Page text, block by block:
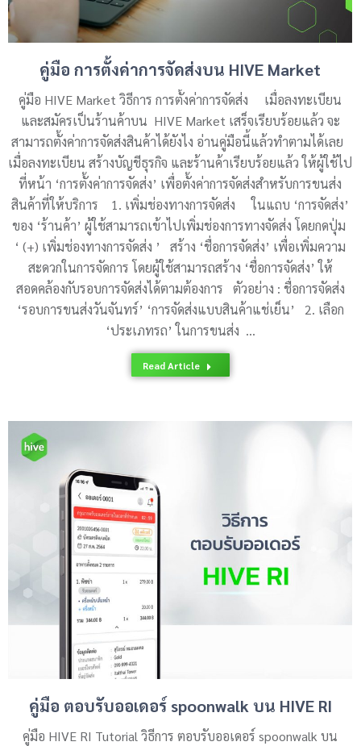
คู่มือ การตั้งค่าการจัดส่งบน HIVE Market
คู่มือ HIVE Market วิธีการ การตั้งค่าการจัดส่ง เมื่อลงทะเบียน
และสมัครเป็นร้านค้าบน HIVE Market เสร็จเรียบร้อยแล้ว จะ
สามารถตั้งค่าการจัดส่งสินค้าได้ยังไง อ่านคู่มือนี้แล้วทำตามได้เลย
เมื่อลงทะเบียน สร้างบัญชีธุรกิจ และร้านค้าเรียบร้อยแล้ว ให้ผู้ใช้ไป
ที่หน้า ‘การตั้งค่าการจัดส่ง’ เพื่อตั้งค่าการจัดส่งสำหรับการขนส่ง
สินค้าที่ให้บริการ 1. เพิ่มช่องทางการจัดส่ง ในแถบ ‘การจัดส่ง’
ของ ‘ร้านค้า’ ผู้ใช้สามารถเข้าไปเพิ่มช่องการทางจัดส่ง โดยกดปุ่ม
‘ (+) เพิ่มช่องทางการจัดส่ง ’ สร้าง ‘ชื่อการจัดส่ง’ เพื่อเพิ่มความ
สะดวกในการจัดการ โดยผู้ใช้สามารถสร้าง ‘ชื่อการจัดส่ง’ ให้
สอดคล้องกับรอบการจัดส่งได้ตามต้องการ ตัวอย่าง : ชื่อการจัดส่ง
‘รอบการขนส่งวันจันทร์’ ‘การจัดส่งแบบสินค้าแช่เย็น’ 2. เลือก
‘ประเภทรถ’ ในการขนส่ง …
Read Article
คู่มือ ตอบรับออเดอร์ spoonwalk บน HIVE RI
คู่มือ HIVE RI Tutorial วิธีการ ตอบรับออเดอร์ spoonwalk บน